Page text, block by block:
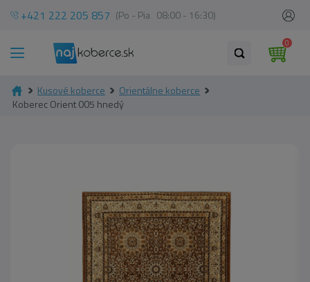
+421 222 205 857 (Po - Pia 08:00 - 16:30)
0
Kusové koberce
Orientálne koberce
Koberec Orient 005 hnedý